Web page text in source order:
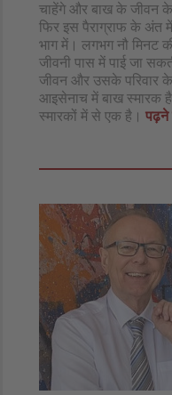
चाहेंगे और बाख के जीवन के
फिर इस पैराग्राफ के अंत
भाग में। लगभग नौ मिनट
जीवनी पास में पाई जा
जीवन और उसके परिवार
आइसेनाच में बाख स्मारक
स्मारकों में से एक है। पढ़ने